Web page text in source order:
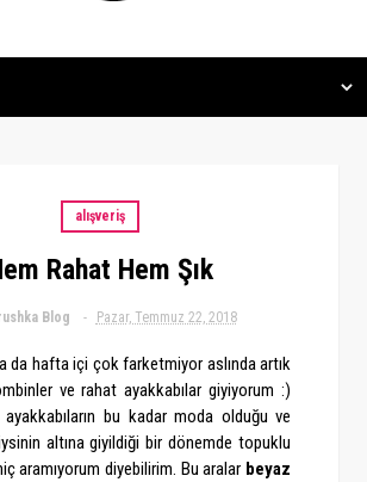
alışveriş
Rahat Hem Şık
Blog Pazar, Temmuz 22, 2018
da hafta içi çok farketmiyor aslında artık
ve rahat ayakkabılar giyiyorum :)
bu kadar moda olduğu ve
altına giyildiği bir dönemde topuklu
aramıyorum diyebilirim. Bu aralar beyaz